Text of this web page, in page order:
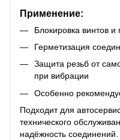
Применение:
Блокировка винтов и
Герметизация
Защита резьб от
при вибрации
Особенно
Подходит для
технического
надёжность соединений.